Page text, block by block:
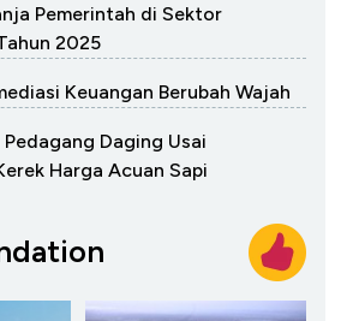
Pemerintah di Sektor
2025
Keuangan Berubah Wajah
Pedagang Daging Usai
Harga Acuan Sapi